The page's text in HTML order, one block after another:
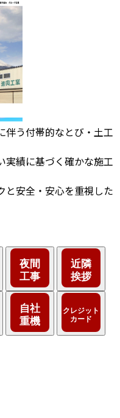
伴う付帯的なとび・土工
実績に基づく確かな施工
と安全・安心を重視した